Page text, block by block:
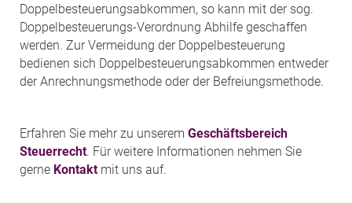
Doppelbesteuerungsabkommen, so kann mit der sog.
Doppelbesteuerungs-Verordnung Abhilfe geschaffen
werden. Zur Vermeidung der Doppelbesteuerung
bedienen sich Doppelbesteuerungsabkommen entweder
der Anrechnungsmethode oder der Befreiungsmethode.
Erfahren Sie mehr zu unserem Geschäftsbereich
Steuerrecht. Für weitere Informationen nehmen Sie
gerne Kontaktmit uns auf.